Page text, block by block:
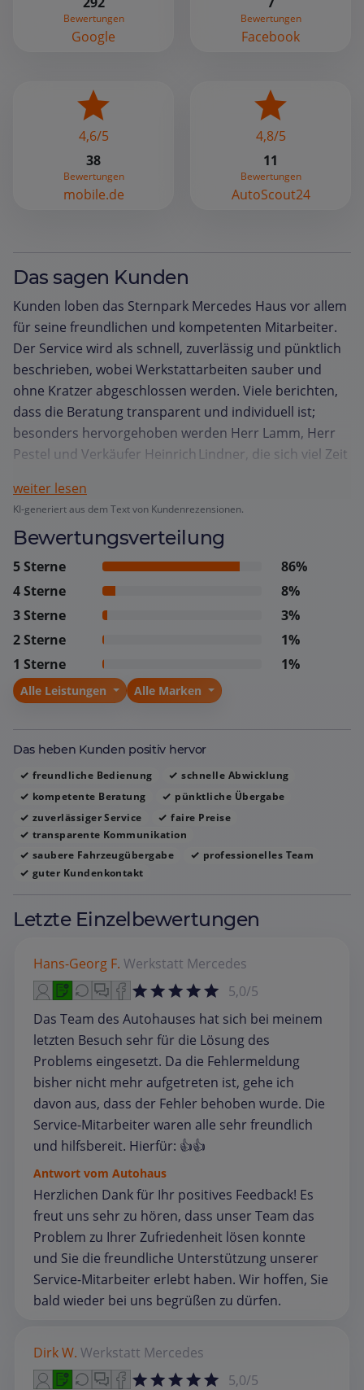
Bewertungen
Google
Bewertungen
Facebook
4,6/5
38
Bewertungen
mobile.de
4,8/5
11
Bewertungen
AutoScout24
Das sagen Kunden
Kunden loben das Sternpark Mercedes Haus vor allem
für seine freundlichen und kompetenten Mitarbeiter.
Der Service wird als schnell, zuverlässig und pünktlich
beschrieben, wobei Werkstattarbeiten sauber und
ohne Kratzer abgeschlossen werden. Viele berichten,
dass die Beratung transparent und individuell ist;
besonders hervorgehoben werden Herr Lamm, Herr
Pestel und Verkäufer Heinrich Lindner, die sich viel Zeit
erklären. Die freundliche Atmosphäre am Empfang
und die zügige Rückmeldung bei Rückrufwünschen
tragen zum Wohlgefühl bei. Auch die Abwicklung von
Unfallreparaturen und Inspektionen wird als
zudem kleine Extras wie kostenfreien Kaffee und die
Möglichkeit, kurzfristig Termine zu erhalten. Insgesamt
fühlen sich die Kunden gut aufgehoben, gut informiert
und empfehlen das Autohaus uneingeschränkt weiter.
weiter lesen
KI-generiert aus dem Text von Kundenrezensionen.
Bewertungsverteilung
5 Sterne
86%
4 Sterne
8%
3 Sterne
3%
2 Sterne
1%
1 Sterne
1%
Alle Leistungen Alle Marken
Das heben Kunden positiv hervor
freundliche Bedienung
schnelle Abwicklung
kompetente Beratung
pünktliche Übergabe
zuverlässiger Service
faire Preise
transparente Kommunikation
saubere Fahrzeugübergabe
professionelles Team
guter Kundenkontakt
Letzte Einzelbewertungen
Hans-Georg F. Werkstatt Mercedes
5,0/5
Das Team des Autohauses hat sich bei meinem
letzten Besuch sehr für die Lösung des
Problems eingesetzt. Da die Fehlermeldung
bisher nicht mehr aufgetreten ist, gehe ich
davon aus, dass der Fehler behoben wurde. Die
Service-Mitarbeiter waren alle sehr freundlich
und hilfsbereit. Hierfür: 👍👍
Antwort vom Autohaus
Herzlichen Dank für Ihr positives Feedback! Es
freut uns sehr zu hören, dass unser Team das
Problem zu Ihrer Zufriedenheit lösen konnte
und Sie die freundliche Unterstützung unserer
Service-Mitarbeiter erlebt haben. Wir hoffen, Sie
bald wieder bei uns begrüßen zu dürfen.
Dirk W. Werkstatt Mercedes
5,0/5